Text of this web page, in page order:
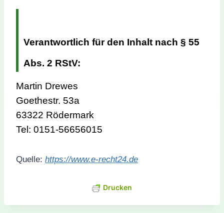
Verantwortlich für den Inhalt nach § 55
Abs. 2 RStV:
Martin Drewes
Goethestr. 53a
63322 Rödermark
Tel: 0151-56656015
Quelle: https://www.e-recht24.de
Drucken